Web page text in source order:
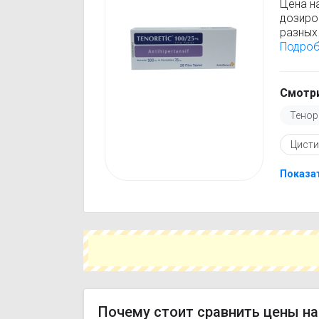
Цена
Перед
свой
Почему стоит сравнить цены